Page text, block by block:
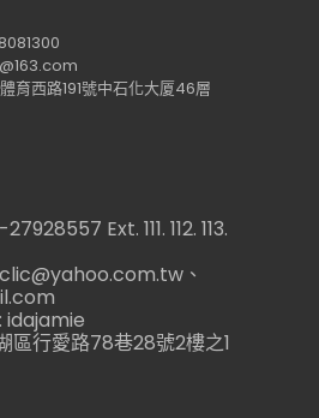
育西路191號中石化大厦46層
Ext. 111. 112. 113.
、
idajamie
區行愛路78巷28號2樓之1